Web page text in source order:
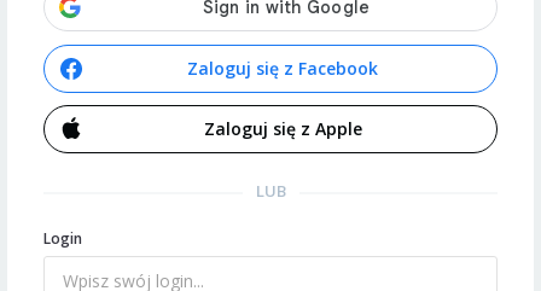
Zaloguj się z Facebook
Zaloguj się z Apple
LUB
Login